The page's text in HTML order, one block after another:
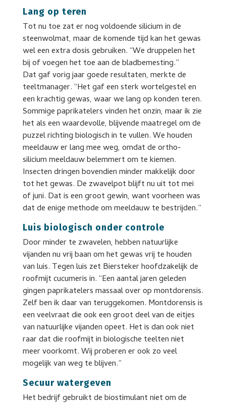
Lang op teren
Tot nu toe zat er nog voldoende silicium in de
steenwolmat, maar de komende tijd kan het gewas
wel een extra dosis gebruiken. “We druppelen het
bij of voegen het toe aan de bladbemesting.”
Dat gaf vorig jaar goede resultaten, merkte de
teeltmanager. “Het gaf een sterk wortelgestel en
een krachtig gewas, waar we lang op konden teren.
Sommige paprikatelers vinden het onzin, maar ik zie
het als een waardevolle, blijvende maatregel om de
puzzel richting biologisch in te vullen. We houden
meeldauw er lang mee weg, omdat de ortho-
silicium meeldauw belemmert om te kiemen.
Insecten dringen bovendien minder makkelijk door
tot het gewas. De zwavelpot blijft nu uit tot mei
of juni. Dat is een groot gewin, want voorheen was
dat de enige methode om meeldauw te bestrijden.”
Luis biologisch onder controle
Door minder te zwavelen, hebben natuurlijke
vijanden nu vrij baan om het gewas vrij te houden
van luis. Tegen luis zet Biersteker hoofdzakelijk de
roofmijt cucumeris in. “Een aantal jaren geleden
gingen paprikatelers massaal over op montdorensis.
Zelf ben ik daar van teruggekomen. Montdorensis is
een veelvraat die ook een groot deel van de eitjes
van natuurlijke vijanden opeet. Het is dan ook niet
raar dat die roofmijt in biologische teelten niet
meer voorkomt. Wij proberen er ook zo veel
mogelijk van weg te blijven.”
Secuur watergeven
Het bedrijf gebruikt de biostimulant niet om de